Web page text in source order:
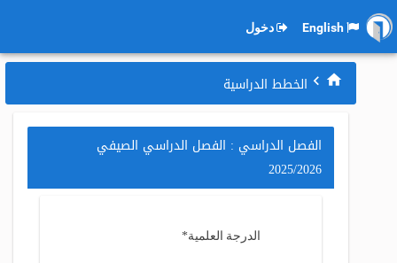
دخول
الخطط الدراسية
الفصل الدراسي : الفصل الدراسي الصيفي
2025/2026
الدرجة العلمية*